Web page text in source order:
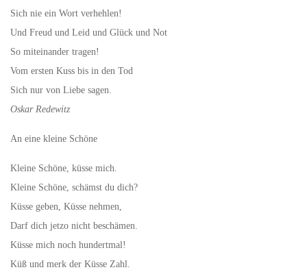
Sich nie ein Wort verhehlen!
Und Freud und Leid und Glück und Not
So miteinander tragen!
Vom ersten Kuss bis in den Tod
Sich nur von Liebe sagen.
Oskar Redewitz
An eine kleine Schöne
Kleine Schöne, küsse mich.
Kleine Schöne, schämst du dich?
Küsse geben, Küsse nehmen,
Darf dich jetzo nicht beschämen.
Küsse mich noch hundertmal!
Küß und merk der Küsse Zahl.